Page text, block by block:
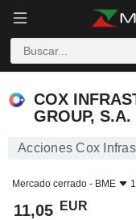
COX
GROUP, S.A.
Acciones Cox
Mercado cerrado - BME
11,05 EUR